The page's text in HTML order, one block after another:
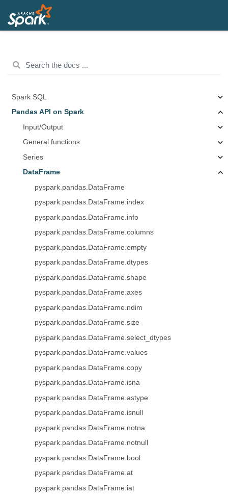
Spark SQL
Pandas API on Spark
Input/Output
General functions
Series
DataFrame
pyspark.pandas.DataFrame
pyspark.pandas.DataFrame.index
pyspark.pandas.DataFrame.info
pyspark.pandas.DataFrame.columns
pyspark.pandas.DataFrame.empty
pyspark.pandas.DataFrame.dtypes
pyspark.pandas.DataFrame.shape
pyspark.pandas.DataFrame.axes
pyspark.pandas.DataFrame.ndim
pyspark.pandas.DataFrame.size
pyspark.pandas.DataFrame.select_dtypes
pyspark.pandas.DataFrame.values
pyspark.pandas.DataFrame.copy
pyspark.pandas.DataFrame.isna
pyspark.pandas.DataFrame.astype
pyspark.pandas.DataFrame.isnull
pyspark.pandas.DataFrame.notna
pyspark.pandas.DataFrame.notnull
pyspark.pandas.DataFrame.bool
pyspark.pandas.DataFrame.at
pyspark.pandas.DataFrame.iat